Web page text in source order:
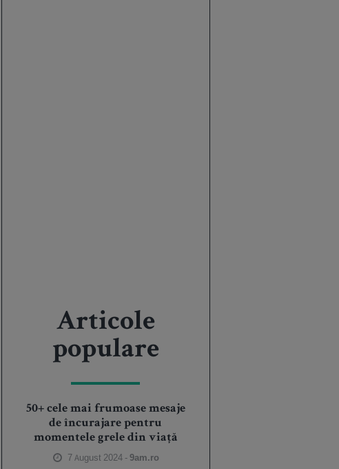
Articole
populare
50+ cele mai frumoase mesaje
de încurajare pentru
momentele grele din viață
7 August 2024 -9am.ro